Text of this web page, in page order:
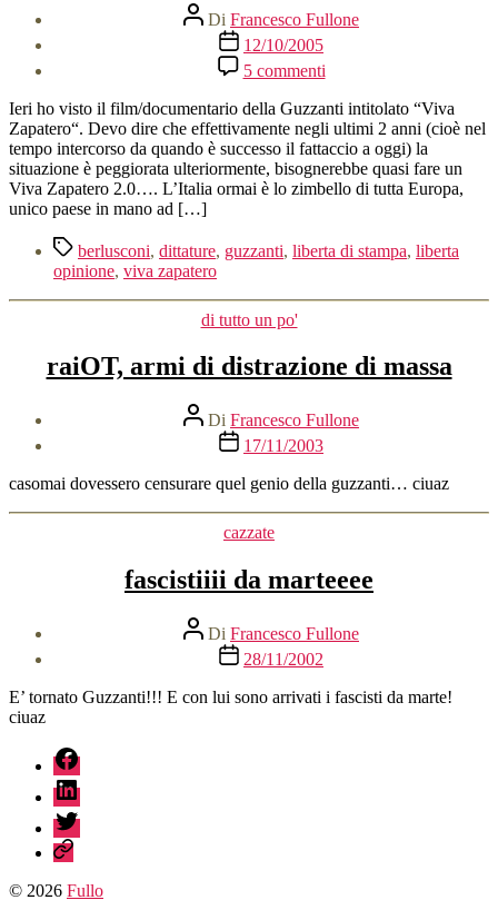
Autore
articolo
Di Francesco Fullone
Data
dell'articolo
12/10/2005
5 commentisu
Viva
Zapatero!
Ieri ho visto il film/documentario della Guzzanti intitolato “Viva
Zapatero“. Devo dire che effettivamente negli ultimi 2 anni (cioè nel
tempo intercorso da quando è successo il fattaccio a oggi) la
situazione è peggiorata ulteriormente, bisognerebbe quasi fare un
Viva Zapatero 2.0…. L’Italia ormai è lo zimbello di tutta Europa,
unico paese in mano ad […]
Tagberlusconi, dittature, guzzanti, liberta di stampa, liberta
opinione, viva zapatero
Categorie
di tutto un po'
raiOT, armi di distrazione di massa
Autore
articolo
Di Francesco Fullone
Data
dell'articolo
17/11/2003
casomai dovessero censurare quel genio della guzzanti… ciuaz
Categorie
cazzate
fascistiiii da marteeee
Autore
articolo
Di Francesco Fullone
Data
dell'articolo
28/11/2002
E’ tornato Guzzanti!!! E con lui sono arrivati i fascisti da marte!
ciuaz
fb
linkedin
twitter
sessionize
© 2026 Fullo